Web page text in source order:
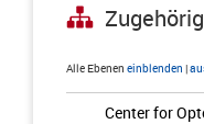
Alle Ebenen einblenden |
Center for